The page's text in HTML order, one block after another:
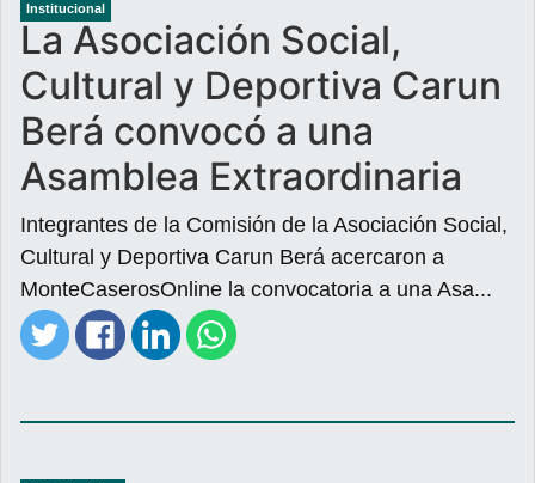
Institucional
La Asociación Social,
Cultural y Deportiva Carun
Berá convocó a una
Asamblea Extraordinaria
Integrantes de la Comisión de la Asociación Social,
Cultural y Deportiva Carun Berá acercaron a
MonteCaserosOnline la convocatoria a una Asa...